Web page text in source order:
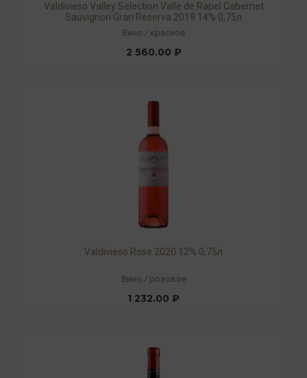
Valdivieso Valley Selection Valle de Rapel Cabernet
Sauvignon Gran Reserva 2019 14% 0,75л
Вино / красное
2 560.00 ₽
Valdivieso Rose 2020 12% 0,75л
Вино / розовое
1 232.00 ₽